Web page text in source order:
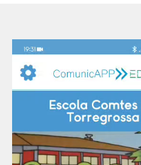
Reproductor
vídeo